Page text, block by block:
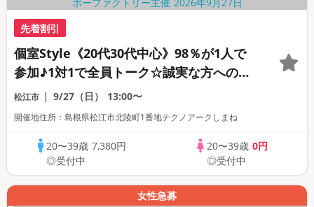
先着割引
個室Style《20代30代中心》98％が1人で
参加♪1対1で全員トーク☆誠実な方への婚
活パーティー
松江市 9/27（日） 13:00〜
開催地住所：島根県松江市北陵町1番地テクノアークしまね
20〜39歳 7,380円
◎受付中
20〜39歳 0円
◎受付中
女性急募